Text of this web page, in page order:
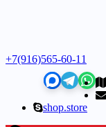
+7(916)565-60-11
shop.store